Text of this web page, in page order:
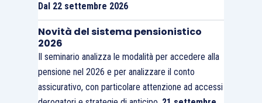
Dal 22 settembre 2026
Novità del sistema pensionistico
2026
Il seminario analizza le modalità per accedere alla
pensione nel 2026 e per analizzare il conto
assicurativo, con particolare attenzione ad accessi